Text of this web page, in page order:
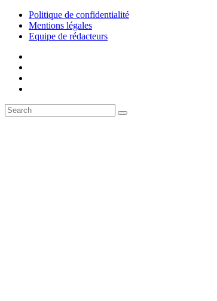
Politique de confidentialité
Mentions légales
Equipe de rédacteurs